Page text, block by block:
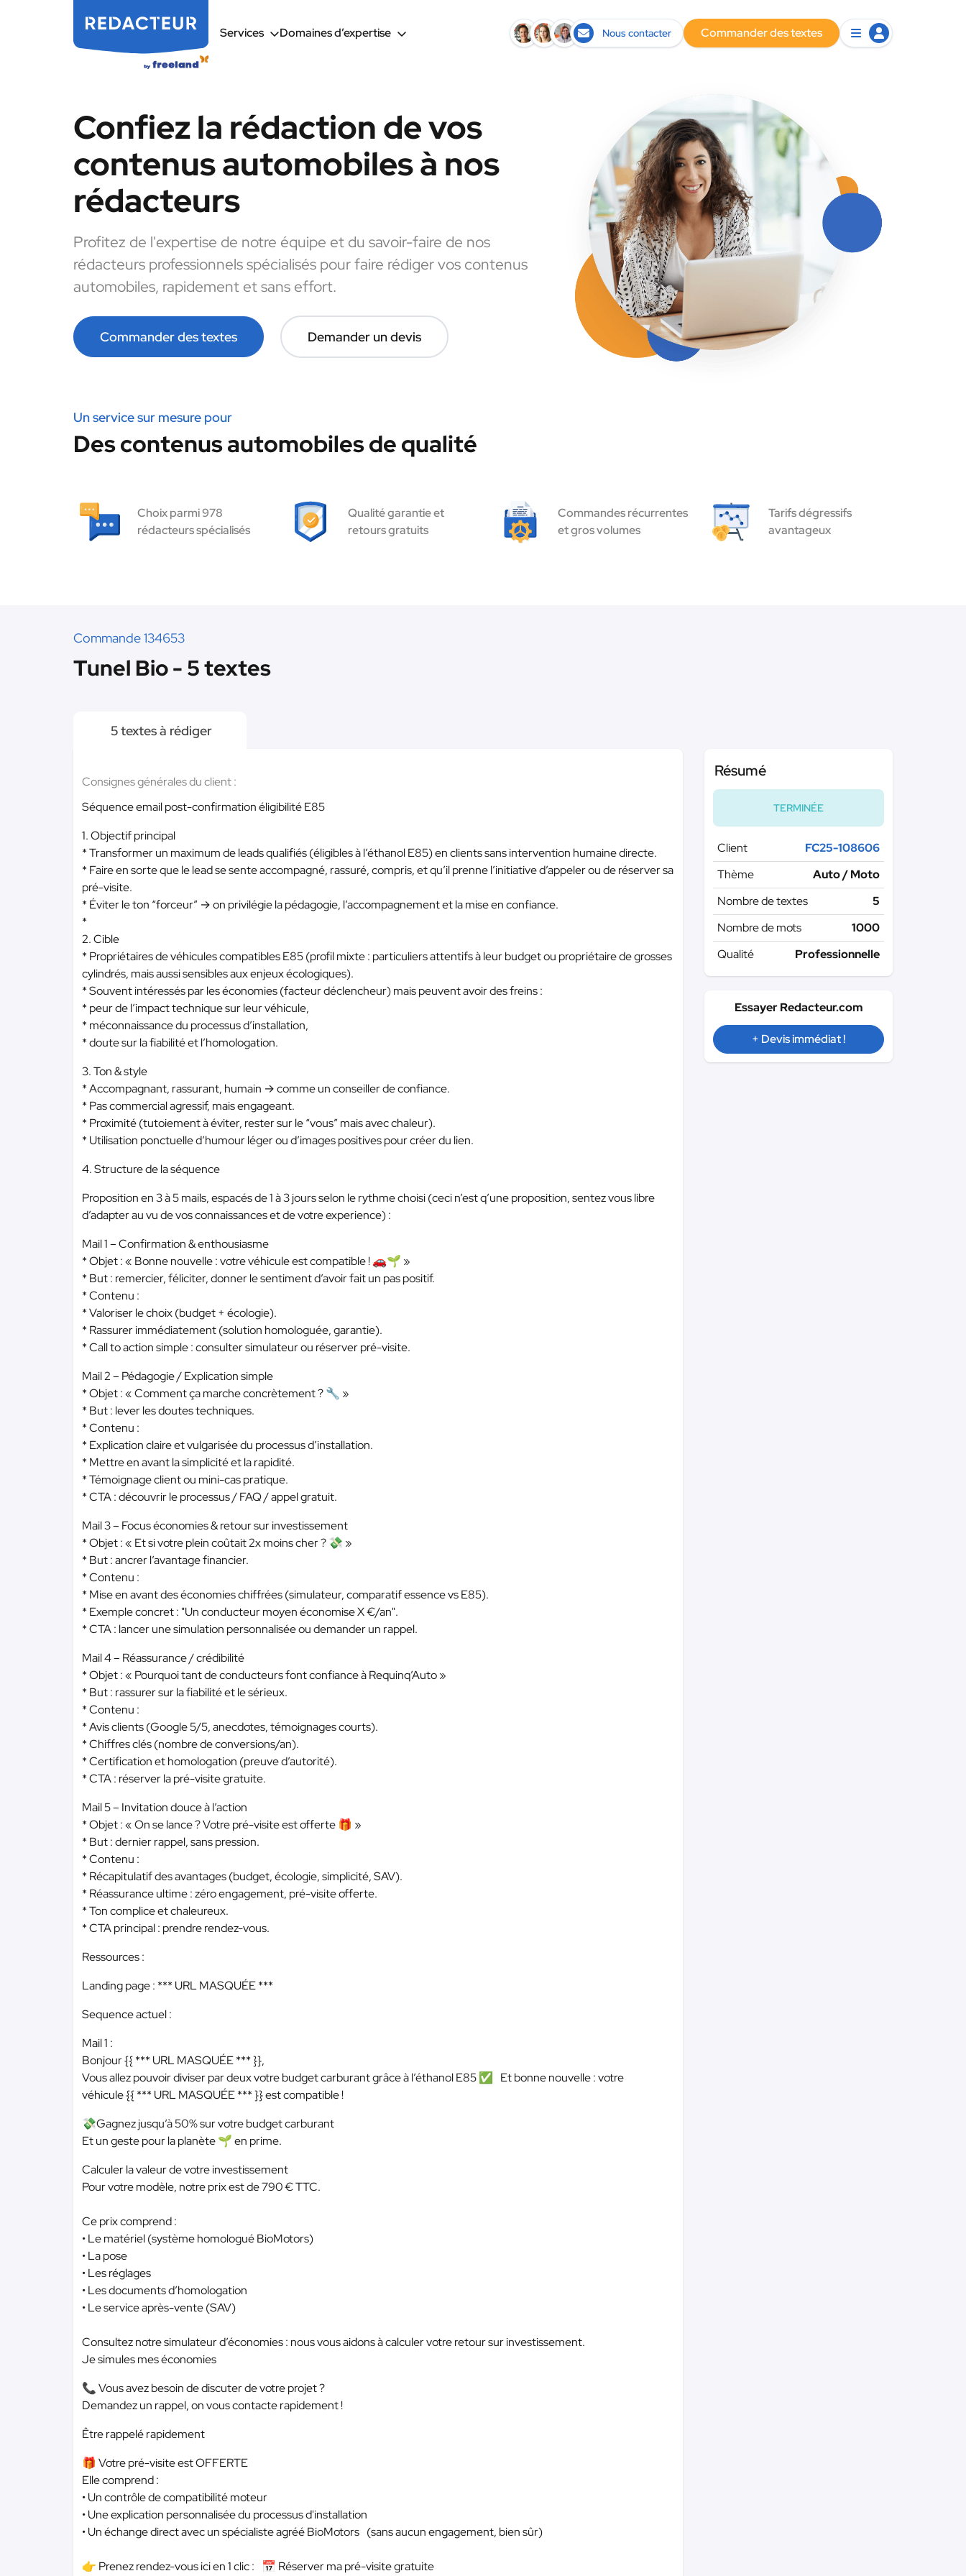
Services Domaines d’expertise Nous contacter Commander des textes
Confiez la rédaction de vos
contenus automobiles à nos
rédacteurs
Profitez de l'expertise de notre équipe et du savoir-faire de nos
rédacteurs professionnels spécialisés pour faire rédiger vos contenus
automobiles, rapidement et sans effort.
Commander des textes Demander un devis
Un service sur mesure pour
Des contenus automobiles de qualité
Choix parmi 978
rédacteurs spécialisés
Qualité garantie et
retours gratuits
Commandes récurrentes
et gros volumes
Tarifs dégressifs
avantageux
Commande 134653
Tunel Bio - 5 textes
5 textes à rédiger
Consignes générales du client :
Séquence email post-confirmation éligibilité E85
1. Objectif principal
* Transformer un maximum de leads qualifiés (éligibles à l’éthanol E85) en clients sans intervention humaine directe.
* Faire en sorte que le lead se sente accompagné, rassuré, compris, et qu’il prenne l’initiative d’appeler ou de réserver sa
pré-visite.
* Éviter le ton “forceur” → on privilégie la pédagogie, l’accompagnement et la mise en confiance.
*
2. Cible
* Propriétaires de véhicules compatibles E85 (profil mixte : particuliers attentifs à leur budget ou propriétaire de grosses
cylindrés, mais aussi sensibles aux enjeux écologiques).
* Souvent intéressés par les économies (facteur déclencheur) mais peuvent avoir des freins :
* peur de l’impact technique sur leur véhicule,
* méconnaissance du processus d’installation,
* doute sur la fiabilité et l’homologation.
3. Ton & style
* Accompagnant, rassurant, humain → comme un conseiller de confiance.
* Pas commercial agressif, mais engageant.
* Proximité (tutoiement à éviter, rester sur le “vous” mais avec chaleur).
* Utilisation ponctuelle d’humour léger ou d’images positives pour créer du lien.
4. Structure de la séquence
Proposition en 3 à 5 mails, espacés de 1 à 3 jours selon le rythme choisi (ceci n’est q’une proposition, sentez vous libre
d’adapter au vu de vos connaissances et de votre experience) :
Mail 1 – Confirmation & enthousiasme
* Objet : « Bonne nouvelle : votre véhicule est compatible ! 🚗🌱 »
* But : remercier, féliciter, donner le sentiment d’avoir fait un pas positif.
* Contenu :
* Valoriser le choix (budget + écologie).
* Rassurer immédiatement (solution homologuée, garantie).
* Call to action simple : consulter simulateur ou réserver pré-visite.
Mail 2 – Pédagogie / Explication simple
* Objet : « Comment ça marche concrètement ? 🔧 »
* But : lever les doutes techniques.
* Contenu :
* Explication claire et vulgarisée du processus d’installation.
* Mettre en avant la simplicité et la rapidité.
* Témoignage client ou mini-cas pratique.
* CTA : découvrir le processus / FAQ / appel gratuit.
Mail 3 – Focus économies & retour sur investissement
* Objet : « Et si votre plein coûtait 2x moins cher ? 💸 »
* But : ancrer l’avantage financier.
* Contenu :
* Mise en avant des économies chiffrées (simulateur, comparatif essence vs E85).
* Exemple concret : "Un conducteur moyen économise X €/an".
* CTA : lancer une simulation personnalisée ou demander un rappel.
Mail 4 – Réassurance / crédibilité
* Objet : « Pourquoi tant de conducteurs font confiance à Requinq’Auto »
* But : rassurer sur la fiabilité et le sérieux.
* Contenu :
* Avis clients (Google 5/5, anecdotes, témoignages courts).
* Chiffres clés (nombre de conversions/an).
* Certification et homologation (preuve d’autorité).
* CTA : réserver la pré-visite gratuite.
Mail 5 – Invitation douce à l’action
* Objet : « On se lance ? Votre pré-visite est offerte 🎁 »
* But : dernier rappel, sans pression.
* Contenu :
* Récapitulatif des avantages (budget, écologie, simplicité, SAV).
* Réassurance ultime : zéro engagement, pré-visite offerte.
* Ton complice et chaleureux.
* CTA principal : prendre rendez-vous.
Ressources :
Landing page : *** URL MASQUÉE ***
Sequence actuel :
Mail 1 :
Bonjour {{*** URL MASQUÉE ***}},
Vous allez pouvoir diviser par deux votre budget carburant grâce à l’éthanol E85 ✅ Et bonne nouvelle : votre
véhicule {{*** URL MASQUÉE ***}} est compatible !
💸Gagnez jusqu’à 50% sur votre budget carburant
Et un geste pour la planète 🌱 en prime.
Calculer la valeur de votre investissement
Pour votre modèle, notre prix est de 790 € TTC.
Ce prix comprend :
• Le matériel (système homologué BioMotors)
• La pose
• Les réglages
• Les documents d’homologation
• Le service après-vente (SAV)
Consultez notre simulateur d’économies : nous vous aidons à calculer votre retour sur investissement.
Je simules mes économies
📞 Vous avez besoin de discuter de votre projet ?
Demandez un rappel, on vous contacte rapidement !
Être rappelé rapidement
🎁 Votre pré-visite est OFFERTE
Elle comprend :
• Un contrôle de compatibilité moteur
• Une explication personnalisée du processus d'installation
• Un échange direct avec un spécialiste agréé BioMotors (sans aucun engagement, bien sûr)
👉 Prenez rendez-vous ici en 1 clic : 📅 Réserver ma pré-visite gratuite
Résumé
TERMINÉE
Client
FC25-108606
Thème
Auto / Moto
Nombre de textes
5
Nombre de mots
1000
Qualité
Professionnelle
Essayer Redacteur.com
+ Devis immédiat !